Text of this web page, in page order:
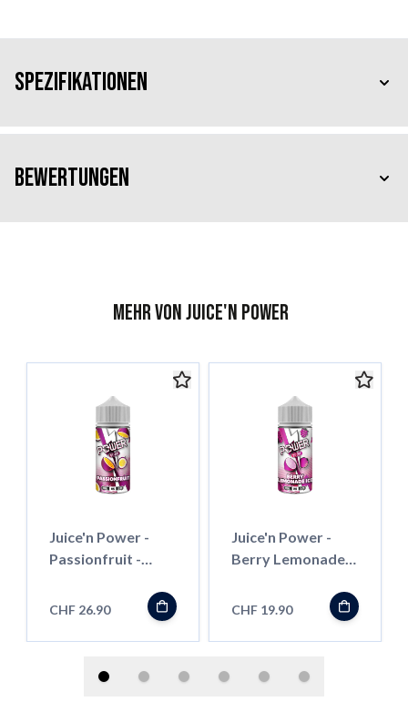
Spezifikationen
Bewertungen
Mehr von Juice'n Power
Juice'n Power -
Passionfruit -
CHF 26.90
Juice'n Power -
Berry Lemonade
Shortfill
CHF 19.90